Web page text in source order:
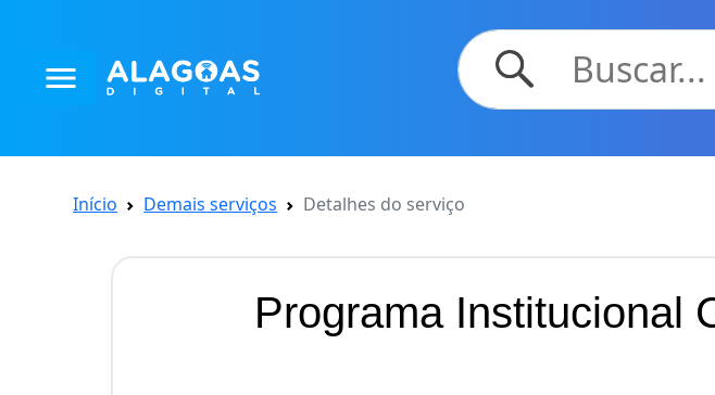
menu
Início Demais serviços Detalhes do serviço
Programa Institucional